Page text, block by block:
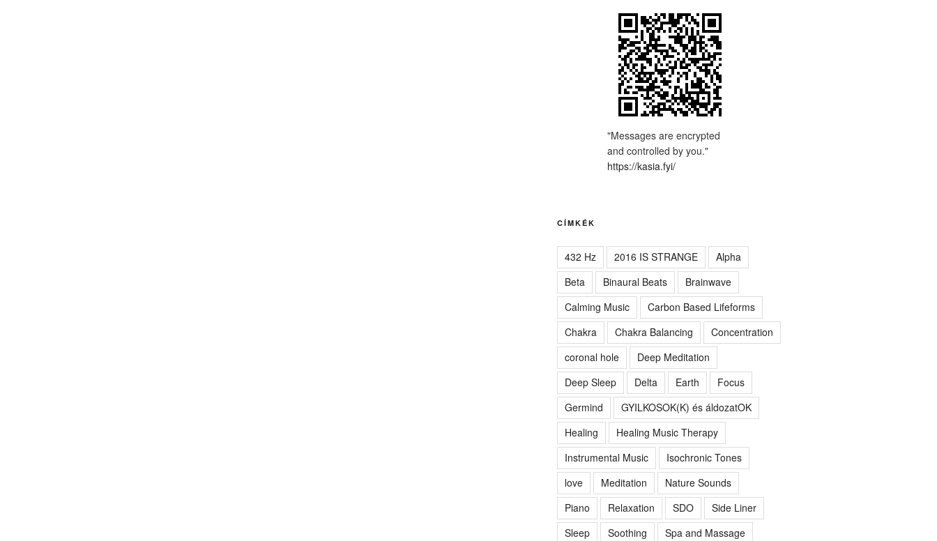
"Messages are encrypted
and controlled by you."
https://kasia.fyi/
CÍMKÉK
432 Hz 2016 IS STRANGE
Alpha
Beta
Binaural Beats
Brainwave
Calming Music
Carbon Based Lifeforms
Chakra
Chakra Balancing
Concentration
coronal hole
Deep Meditation
Deep Sleep
Delta Earth
Focus
Germind
GYILKOSOK(K) és áldozatOK
Healing
Healing Music Therapy
Instrumental Music
Isochronic Tones
love
Meditation
Nature Sounds
Piano
Relaxation SDO
Side Liner
Sleep
Soothing
Spa and Massage